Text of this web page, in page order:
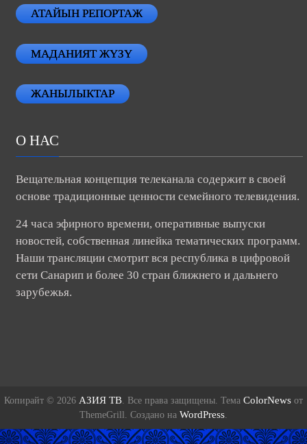
АТАЙЫН РЕПОРТАЖ
МАДАНИЯТ ЖҮЗҮ
ЖАНЫЛЫКТАР
О НАС
Вещательная концепция телеканала содержит в своей
основе традиционные ценности семейного телевидения.
24 часа эфирного времени, оперативные выпуски
новостей, собственная линейка тематических программ.
Наши трансляции смотрит вся республика в цифровой
сети Санарип и более 30 стран ближнего и дальнего
зарубежья.
Копирайт © 2026 АЗИЯ ТВ. Все права защищены. Тема ColorNews от
ThemeGrill. Создано на WordPress.